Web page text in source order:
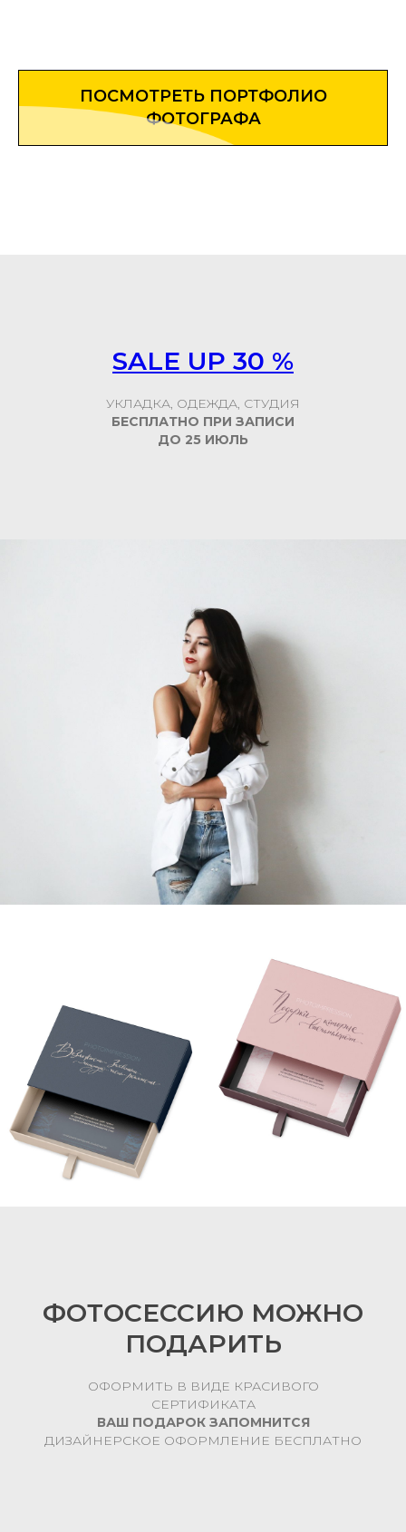
ПОСМОТРЕТЬ ПОРТФОЛИО
ФОТОГРАФА
SALE UP 30 %
УКЛАДКА, ОДЕЖДА, СТУДИЯ
БЕСПЛАТНО ПРИ ЗАПИСИ
ДО 25 ИЮЛЬ
ФОТОСЕССИЮ МОЖНО
ПОДАРИТЬ
ОФОРМИТЬ В ВИДЕ КРАСИВОГО
СЕРТИФИКАТА
ВАШ ПОДАРОК ЗАПОМНИТСЯ
ДИЗАЙНЕРСКОЕ ОФОРМЛЕНИЕ БЕСПЛАТНО